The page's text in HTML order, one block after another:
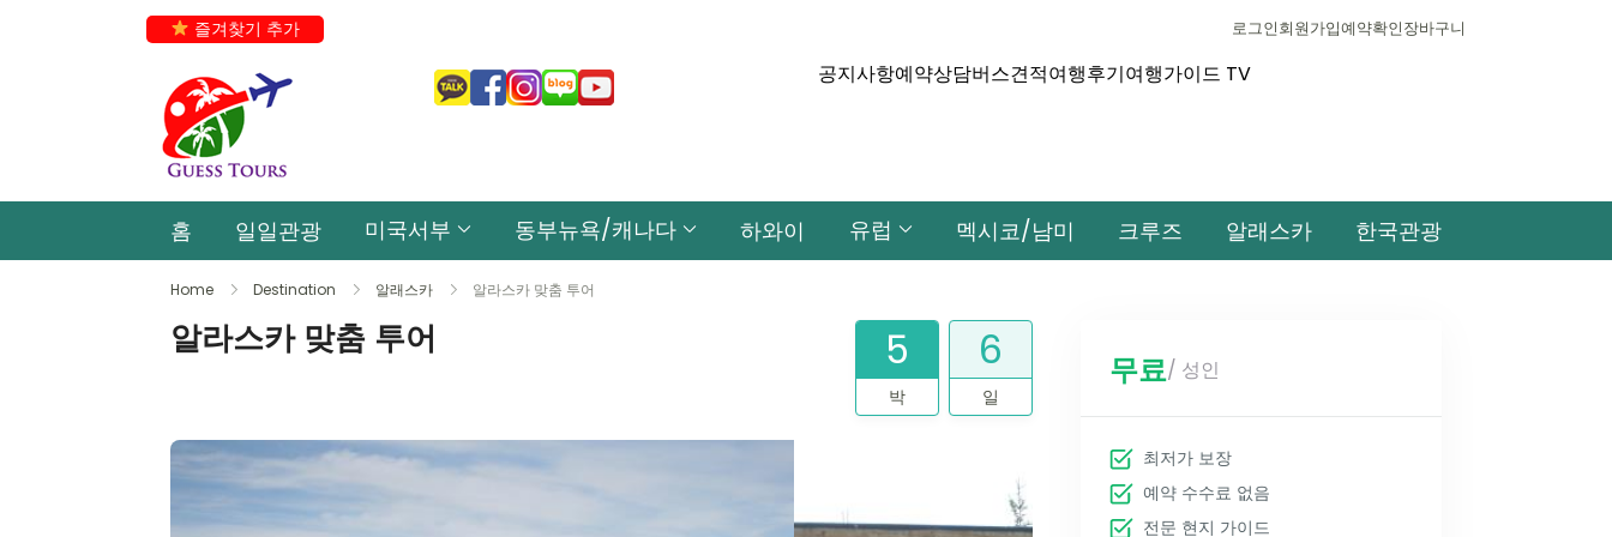
즐겨찾기 추가 로그인회원가입예약확인장바구니
공지사항예약상담버스견적여행후기여행가이드 TV
홈 일일관광 미국서부 동부뉴욕/캐나다 하와이 유럽 멕시코/남미 크루즈 알래스카 한국관광
Home Destination 알래스카 알라스카 맞춤 투어
알라스카 맞춤 투어 5
박
6
일
무료/ 성인
최저가 보장
예약 수수료 없음
전문 현지 가이드